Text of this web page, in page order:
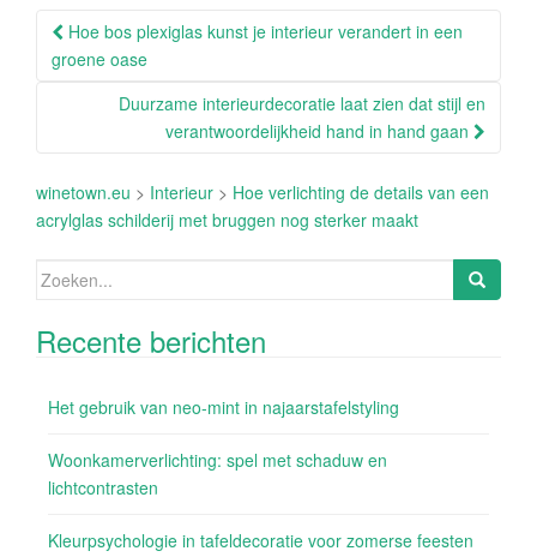
Berichtnavigatie
Hoe bos plexiglas kunst je interieur verandert in een
groene oase
Duurzame interieurdecoratie laat zien dat stijl en
verantwoordelijkheid hand in hand gaan
winetown.eu > Interieur > Hoe verlichting de details van een
acrylglas schilderij met bruggen nog sterker maakt
Zoeken
Recente berichten
Het gebruik van neo-mint in najaarstafelstyling
Woonkamerverlichting: spel met schaduw en
lichtcontrasten
Kleurpsychologie in tafeldecoratie voor zomerse feesten